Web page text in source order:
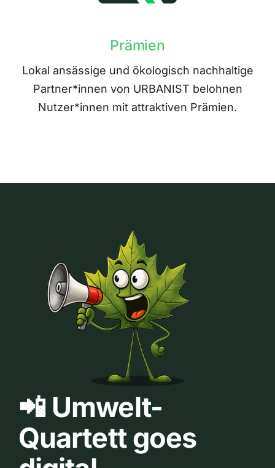
Prämien
Lokal ansässige und ökologisch nachhaltige
Partner*innen von URBANIST belohnen
Nutzer*innen mit attraktiven Prämien.
📲 Umwelt-
Quartett goes